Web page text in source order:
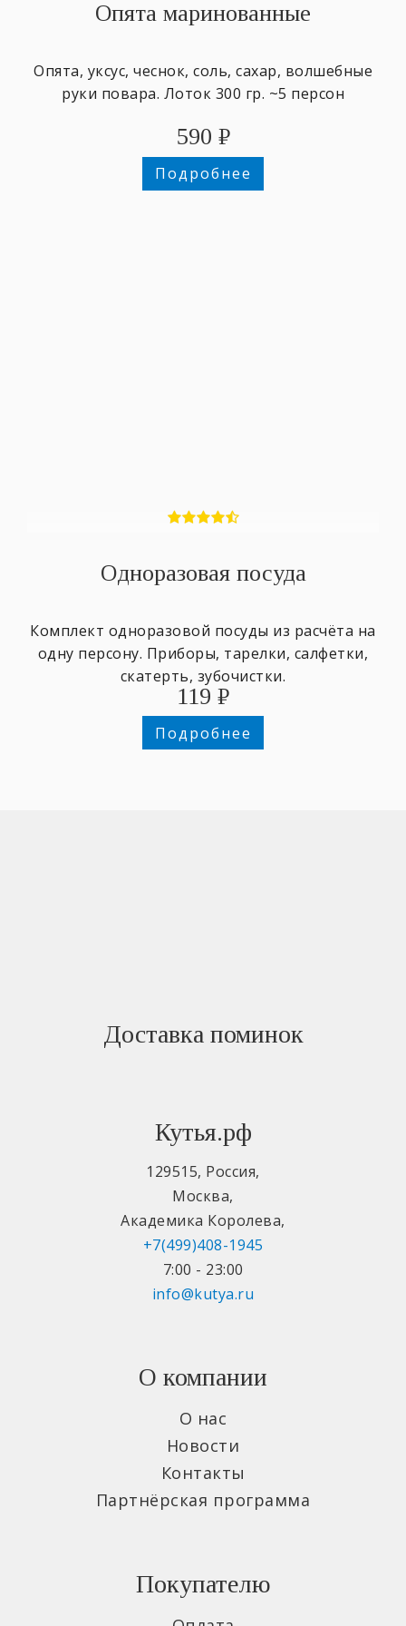
Опята маринованные
Опята, уксус, чеснок, соль, сахар, волшебные
руки повара. Лоток 300 гр. ~5 персон
590 ₽
Подробнее
Одноразовая посуда
Комплект одноразовой посуды из расчёта на
одну персону. Приборы, тарелки, салфетки,
скатерть, зубочистки.
119 ₽
Подробнее
Доставка поминок
Кутья.рф
129515, Россия,
Москва,
Академика Королева,
+7(499)408-1945
7:00 - 23:00
info@kutya.ru
О компании
О нас
Новости
Контакты
Партнёрская программа
Покупателю